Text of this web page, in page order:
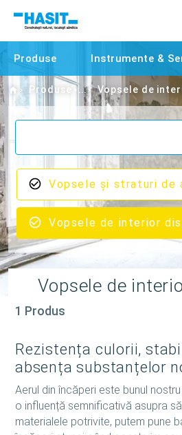
Produse Instrumente &
Home
Produse Vopsele de
Vopsele şi straturi de
Vopsele de interior
Vopsele de
1 Produs
Rezistența culorii,
absența substanțelor
Aerul din încăperi este bunul
o influență semnificativă asupra
materialele potrivite, putem pune